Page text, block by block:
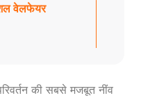
वेलफेयर
की सबसे मजबूत नींव